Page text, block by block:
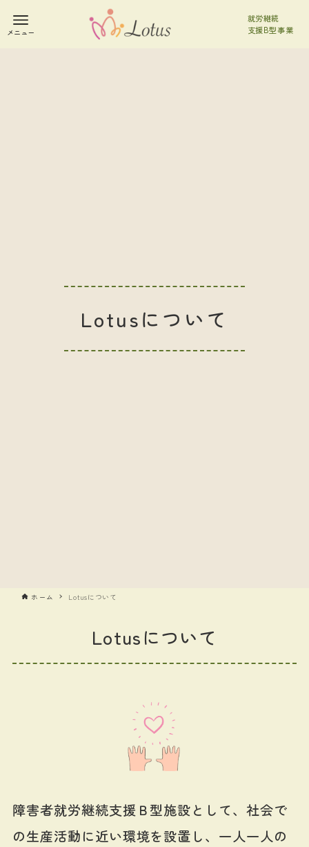
メニュー
就労継続
支援B型事業
Lotusについて
ホーム Lotusについて
Lotusについて
障害者就労継続支援Ｂ型施設として、社会で
の生産活動に近い環境を設置し、一人一人の